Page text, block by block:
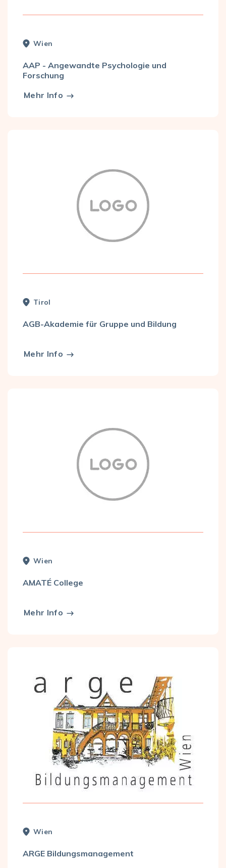
Wien
AAP - Angewandte Psychologie und
Forschung
Mehr Info
Tirol
AGB-Akademie für Gruppe und Bildung
Mehr Info
Wien
AMATÉ College
Mehr Info
Wien
ARGE Bildungsmanagement